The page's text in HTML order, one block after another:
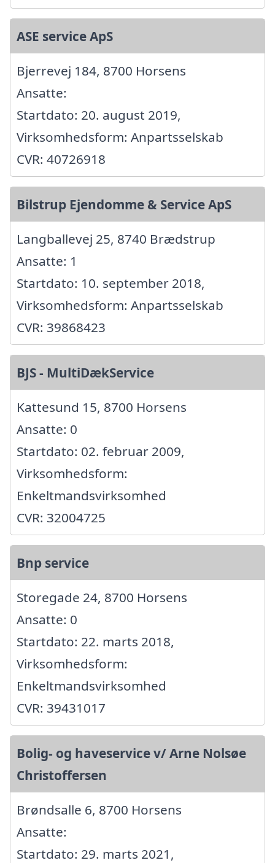
ASE service ApS
Bjerrevej 184, 8700 Horsens
Ansatte:
Startdato: 20. august 2019,
Virksomhedsform: Anpartsselskab
CVR: 40726918
Bilstrup Ejendomme & Service ApS
Langballevej 25, 8740 Brædstrup
Ansatte: 1
Startdato: 10. september 2018,
Virksomhedsform: Anpartsselskab
CVR: 39868423
BJS - MultiDækService
Kattesund 15, 8700 Horsens
Ansatte: 0
Startdato: 02. februar 2009,
Virksomhedsform:
Enkeltmandsvirksomhed
CVR: 32004725
Bnp service
Storegade 24, 8700 Horsens
Ansatte: 0
Startdato: 22. marts 2018,
Virksomhedsform:
Enkeltmandsvirksomhed
CVR: 39431017
Bolig- og haveservice v/ Arne Nolsøe
Christoffersen
Brøndsalle 6, 8700 Horsens
Ansatte:
Startdato: 29. marts 2021,